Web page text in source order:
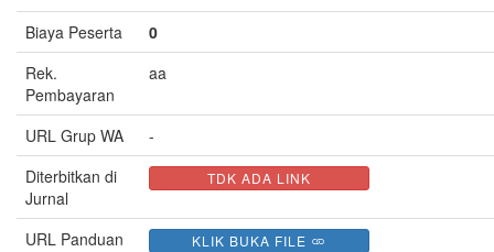
Biaya Peserta
0
Rek.
Pembayaran
aa
URL Grup WA
-
Diterbitkan di
Jurnal
TDK ADA LINK
URL Panduan KLIK BUKA FILE